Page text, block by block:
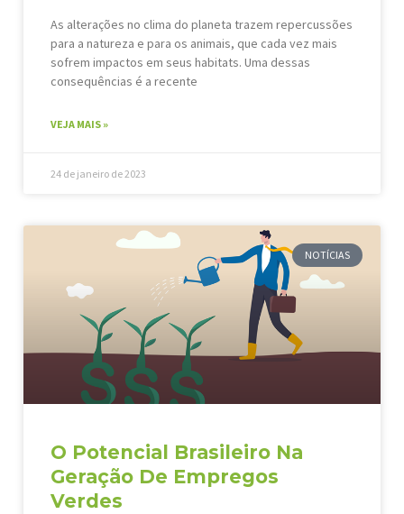
As alterações no clima do planeta trazem repercussões
para a natureza e para os animais, que cada vez mais
sofrem impactos em seus habitats. Uma dessas
consequências é a recente
VEJA MAIS »
24 de janeiro de 2023
NOTÍCIAS
O Potencial Brasileiro Na
Geração De Empregos
Verdes